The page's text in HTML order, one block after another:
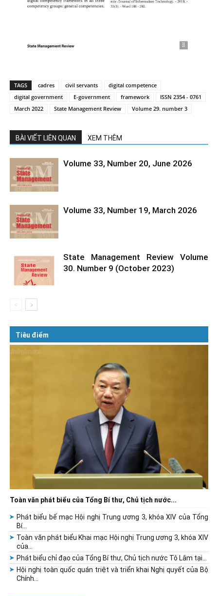
TAGS cadres civil servants
digital competence
digital government
E-government framework
ISSN 2354 - 0761
March 2022
State Management Review Volume 29. number 3
BÀI VIẾT LIÊN QUAN XEM THÊM
Volume 33, Number 20, June 2026
Volume 33, Number 19, March 2026
State Management Review Volume
30. Number 9 (October 2023)
Tiêu điểm
Toàn văn phát biểu của Tổng Bí thư, Chủ tịch nước...
Phát biểu bế mạc Hội nghị Trung ương 3, khóa XIV của Tổng
Bí...
Toàn văn phát biểu Khai mạc Hội nghị Trung ương 3, khóa XIV
của...
Phát biểu chỉ đạo của Tổng Bí thư, Chủ tịch nước Tô Lâm tại...
Hội nghị toàn quốc quán triệt và triển khai Nghị quyết của Bộ
Chính...